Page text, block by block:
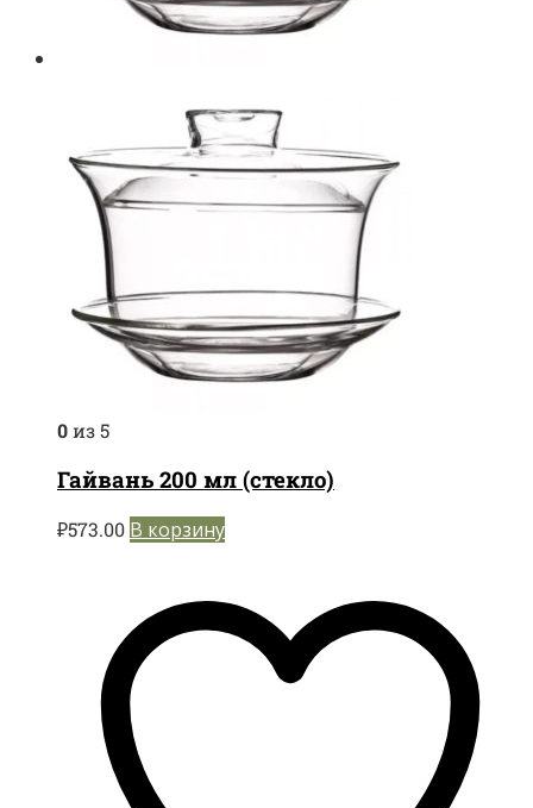
0из 5
Гайвань 200 мл (стекло)
₽573.00 В корзину